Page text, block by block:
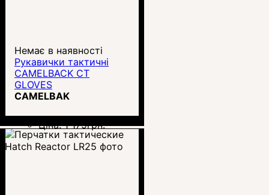
Немає в наявності
Рукавички тактичні
CAMELBACK CT
GLOVES
CAMELBAK
Ціна:1 175грн.